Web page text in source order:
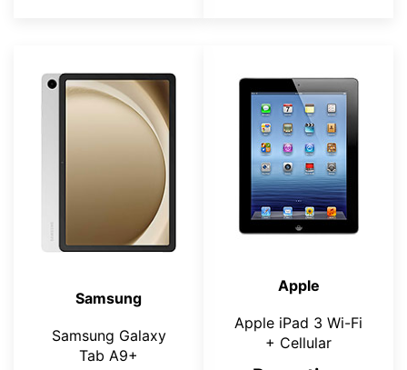
Samsung
Samsung Galaxy
Tab A9+
Apple
Apple iPad 3 Wi-Fi
+ Cellular